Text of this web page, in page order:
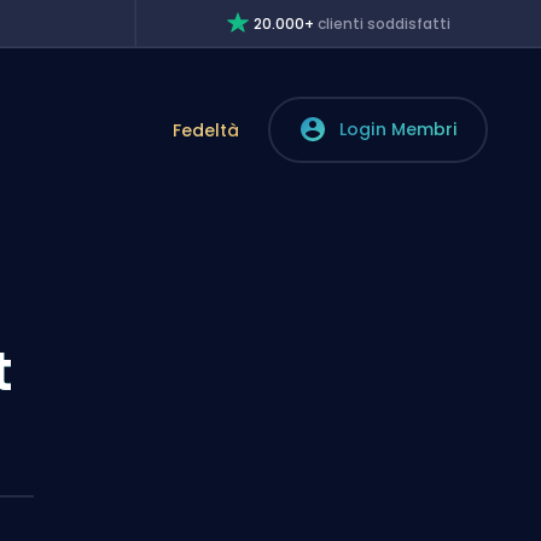
20.000+clienti soddisfatti
Fedeltà Login Membri